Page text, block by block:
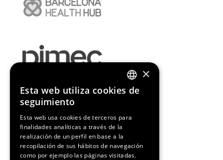
¡Síguenos! ENGLISH
×
Esta web utiliza cookies de
seguimiento
Esta web usa cookies de terceros para
finalidades analíticas a través de la
realización de un perfil en base a la
recopilación de sus hábitos de navegación
como por ejemplo las páginas visitadas.